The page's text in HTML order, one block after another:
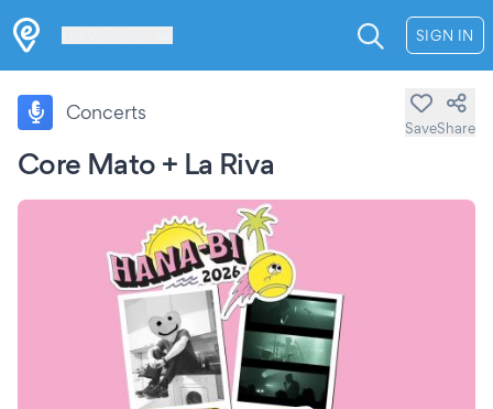
SIGN IN
Core Mato + La Riva
Concerts
SaveShare